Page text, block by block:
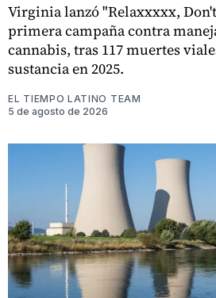
Virginia lanzó "Relaxxxxx,
primera campaña contra
cannabis, tras 117 muertes
sustancia en 2025.
EL TIEMPO LATINO TEAM
5 de agosto de 2026